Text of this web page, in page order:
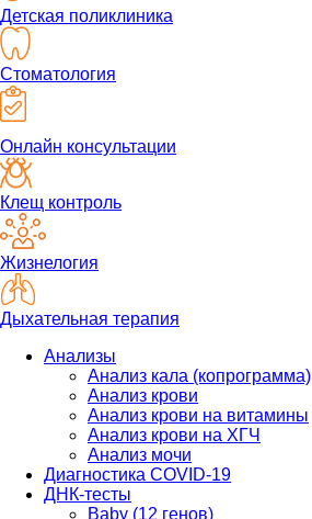
Детская поликлиника
Стоматология
Онлайн консультации
Клещ контроль
Жизнелогия
Дыхательная терапия
Анализы
Анализ кала (копрограмма)
Анализ крови
Анализ крови на витамины
Анализ крови на ХГЧ
Анализ мочи
Диагностика COVID-19
ДНК-тесты
Baby (12 генов)